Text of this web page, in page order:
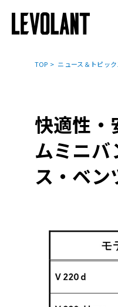
TOP ニュース＆トピック
快適性・
ムミニ
ス・ベン